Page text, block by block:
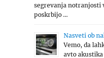
segrevanja notranjosti
poskrbijo …
Nasveti ob
Vemo, da
avto